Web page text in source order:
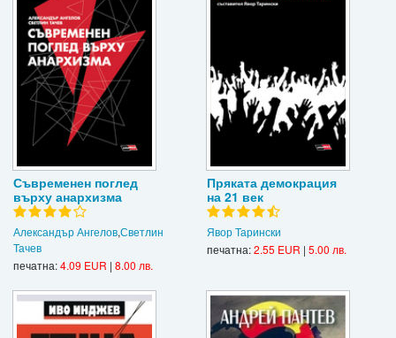
Съвременен поглед
върху анархизма
Александър Ангелов,Светлин
Тачев
печатна:4.09 EUR | 8.00 лв.
Пряката демокрация
на 21 век
Явор Тарински
печатна:2.55 EUR | 5.00 лв.